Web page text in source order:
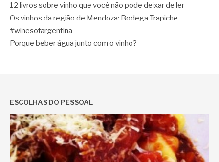
12 livros sobre vinho que você não pode deixar de ler
Os vinhos da região de Mendoza: Bodega Trapiche
#winesofargentina
Porque beber água junto com o vinho?
ESCOLHAS DO PESSOAL